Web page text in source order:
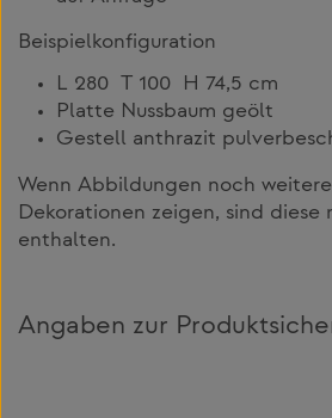
Beispielkonfiguration
L 280 T 100 H 74,5 cm
Platte Nussbaum geölt
Gestell anthrazit
Wenn Abbildungen noch
Dekorationen zeigen, sind diese
enthalten.
Angaben zur